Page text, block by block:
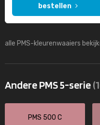
bestellen
alle PMS-kleurenwaaiers
Andere PMS 5-serie
PMS 500 C